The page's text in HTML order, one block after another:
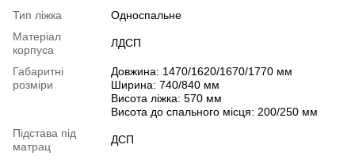
Тип ліжка
Односпальне
Матеріал
корпуса
ЛДСП
Габаритні
розміри
Довжина: 1470/1620/1670/1770 мм
Ширина: 740/840 мм
Висота ліжка: 570 мм
Висота до спального місця: 200/250 мм
Підстава під
матрац
ДСП